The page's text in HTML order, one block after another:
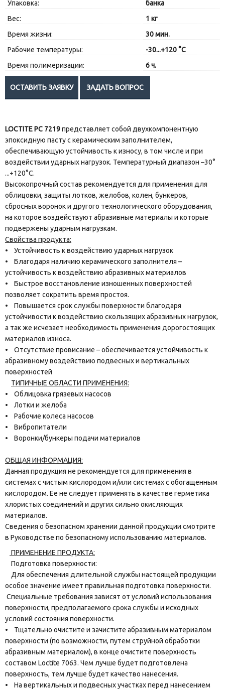
Упаковка:
банка
Вес:
1 кг
Время жизни:
30 мин.
Рабочие температуры:
-30...+120 °C
Время полимеризации:
6 ч.
LOCTITE PC 7219представляет собой двухкомпонентную
эпоксидную пасту с керамическим заполнителем,
обеспечивающую устойчивость к износу, в том числе и при
воздействии ударных нагрузок. Температурный диапазон –30°
...+120°C.
Высокопрочный состав рекомендуется для применения для
облицовки, защиты лотков, желобов, колен, бункеров,
сбросных воронок и другого технологического оборудования,
на которое воздействуют абразивные материалы и которые
подвержены ударным нагрузкам.
Свойства продукта:
• Устойчивость к воздействию ударных нагрузок
• Благодаря наличию керамического заполнителя –
устойчивость к воздействию абразивных материалов
• Быстрое восстановление изношенных поверхностей
позволяет сократить время простоя.
• Повышается срок службы поверхности благодаря
устойчивости к воздействию скользящих абразивных нагрузок,
а так же исчезает необходимость применения дорогостоящих
материалов износа.
• Отсутствие провисание – обеспечивается устойчивость к
абразивному воздействию подвесных и вертикальных
поверхностей
ТИПИЧНЫЕ ОБЛАСТИ ПРИМЕНЕНИЯ:
• Облицовка грязевых насосов
• Лотки и желоба
• Рабочие колеса насосов
• Вибропитатели
• Воронки/бункеры подачи материалов
ОБЩАЯ ИНФОРМАЦИЯ:
Данная продукция не рекомендуется для применения в
системах с чистым кислородом и/или системах с обогащенным
кислородом. Ее не следует применять в качестве герметика
хлористых соединений и других сильно окисляющих
материалов.
Сведения о безопасном хранении данной продукции смотрите
в Руководстве по безопасному использованию материалов.
ПРИМЕНЕНИЕ ПРОДУКТА:
Подготовка поверхности:
Для обеспечения длительной службы настоящей продукции
особое значение имеет правильная подготовка поверхности.
Специальные требования зависят от условий использования
поверхности, предполагаемого срока службы и исходных
условий состояния поверхности.
• Тщательно очистите и зачистите абразивным материалом
поверхности (по возможности, путем струйной обработки
абразивным материалом), в конце очистите поверхность
составом Loctite 7063. Чем лучше будет подготовлена
поверхность, тем лучше будет качество нанесения.
• На вертикальных и подвесных участках перед нанесением